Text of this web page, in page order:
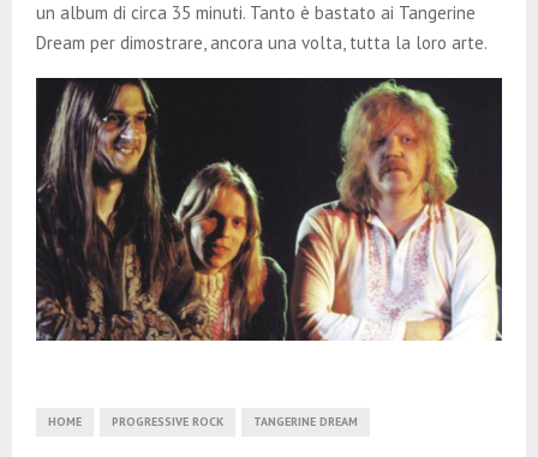
un album di circa 35 minuti. Tanto è bastato ai Tangerine
Dream per dimostrare, ancora una volta, tutta la loro arte.
HOME PROGRESSIVE ROCK TANGERINE DREAM